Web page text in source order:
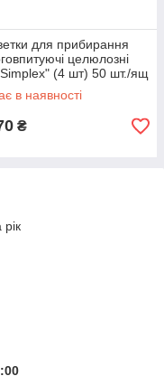
для прибирання
целюлозні
(4 шт) 50 шт./ящ
в наявності
₴